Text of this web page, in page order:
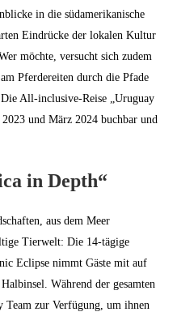
in die südamerikanische
Eindrücke der lokalen Kultur
möchte, versucht sich zudem
Pferdereiten durch die Pfade
All-inclusive-Reise „Uruguay
und März 2024 buchbar und
in Depth“
aus dem Meer
Tierwelt: Die 14-tägige
Eclipse nimmt Gäste mit auf
Während der gesamten
Team zur Verfügung, um ihnen